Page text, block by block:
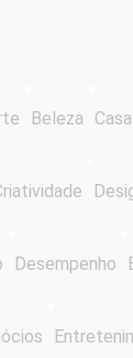
Beleza Casa
Desempenho